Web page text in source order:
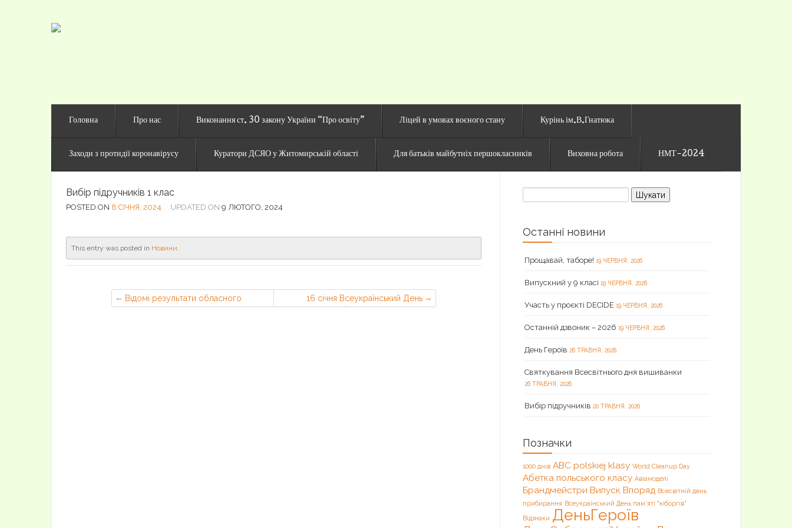
Головна Про нас Виконання ст. 30 закону України “Про освіту” Ліцей в умовах воєного стану Курінь ім.В.Гнатюка
Заходи з протидії коронавірусу Куратори ДСЯО у Житомирській області Для батьків майбутніх першокласників Виховна робота НМТ-2024
Вибір підручників 1 клас
POSTED ON 8 СІЧНЯ, 2024 UPDATED ON 9 ЛЮТОГО, 2024
This entry was posted in Новини.
Відомі результати обласного
конкурсу «Впоряд».
16 січня Всеукраїнський День
пам’яті “кіборгів” – захисників
Пошук:
Останні новини
Прощавай, таборе! 19 ЧЕРВНЯ, 2026
Випускний у 9 класі 19 ЧЕРВНЯ, 2026
Участь у проєкті DECIDE 19 ЧЕРВНЯ, 2026
Останній дзвоник – 2026 19 ЧЕРВНЯ, 2026
День Героїв 26 ТРАВНЯ, 2026
Святкування Всесвітнього дня вишиванки
26 ТРАВНЯ, 2026
Вибір підручників 20 ТРАВНЯ, 2026
Позначки
1000 днів ABC polskiej klasy World Cleanup Day
Абетка польського класу Авіамоделі
Брандмейстри Випуск Впоряд Всесвітній день
прибирання Всеукраїнський День пам'яті "кіборгів"
Відзнаки ДеньГероїв